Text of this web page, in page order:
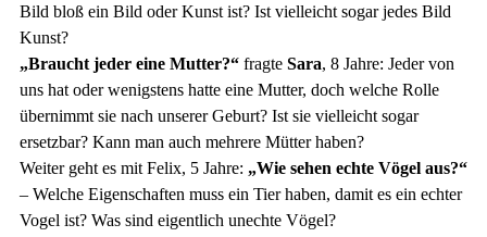
Bild bloß ein Bild oder Kunst ist? Ist vielleicht sogar jedes Bild
Kunst?
„Braucht jeder eine Mutter?“ fragte Sara, 8 Jahre: Jeder von
uns hat oder wenigstens hatte eine Mutter, doch welche Rolle
übernimmt sie nach unserer Geburt? Ist sie vielleicht sogar
ersetzbar? Kann man auch mehrere Mütter haben?
Weiter geht es mit Felix, 5 Jahre: „Wie sehen echte Vögel aus?“
– Welche Eigenschaften muss ein Tier haben, damit es ein echter
Vogel ist? Was sind eigentlich unechte Vögel?